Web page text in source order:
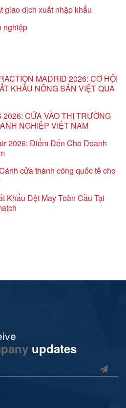
giao dịch xuất nhập khẩu
nghiệp
MADRID 2026: CƠ HỘI
KHẨU NÔNG SẢN VIỆT QUA
2026: CỬA VÀO THỊ TRƯỜNG
NGHIỆP VIỆT NAM
2026: Điểm Đến Cho Doanh
cửa thành công quốc tế cho
Khẩu Dệt May Toàn Cầu Tại
updates